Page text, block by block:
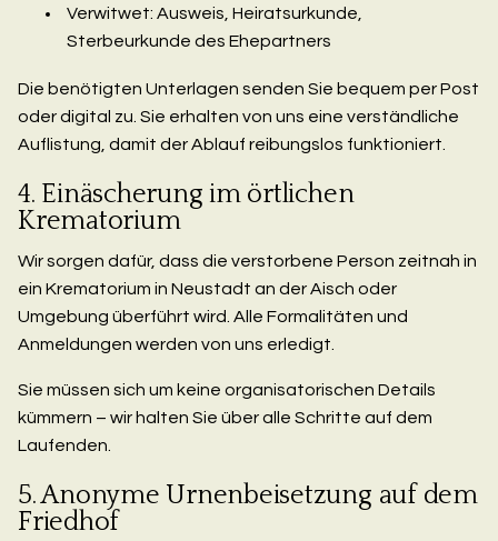
Verwitwet: Ausweis, Heiratsurkunde,
Sterbeurkunde des Ehepartners
Die benötigten Unterlagen senden Sie bequem per Post
oder digital zu. Sie erhalten von uns eine verständliche
Auflistung, damit der Ablauf reibungslos funktioniert.
4. Einäscherung im örtlichen
Krematorium
Wir sorgen dafür, dass die verstorbene Person zeitnah in
ein Krematorium in Neustadt an der Aisch oder
Umgebung überführt wird. Alle Formalitäten und
Anmeldungen werden von uns erledigt.
Sie müssen sich um keine organisatorischen Details
kümmern – wir halten Sie über alle Schritte auf dem
Laufenden.
5. Anonyme Urnenbeisetzung auf dem
Friedhof